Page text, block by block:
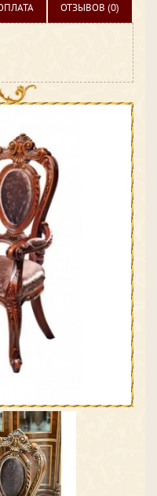
ОТЗЫВОВ (0)